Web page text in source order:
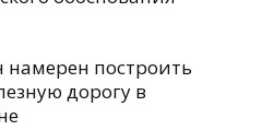
намерен построить
дорогу в